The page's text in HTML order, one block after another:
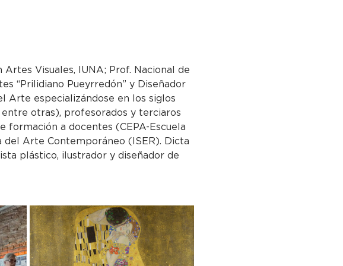
Visuales, IUNA; Prof. Nacional de
“Prilidiano Pueyrredón” y Diseñador
Arte especializándose en los siglos
entre otras), profesorados y terciaros
formación a docentes (CEPA-Escuela
Arte Contemporáneo (ISER). Dicta
plástico, ilustrador y diseñador de